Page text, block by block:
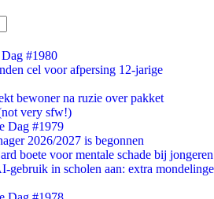
#1980
cel voor afpersing 12-jarige
bewoner na ruzie over pakket
very sfw!)
Dag #1979
2026/2027 is begonnen
boete voor mentale schade bij jongeren
gebruik in scholen aan: extra mondelinge